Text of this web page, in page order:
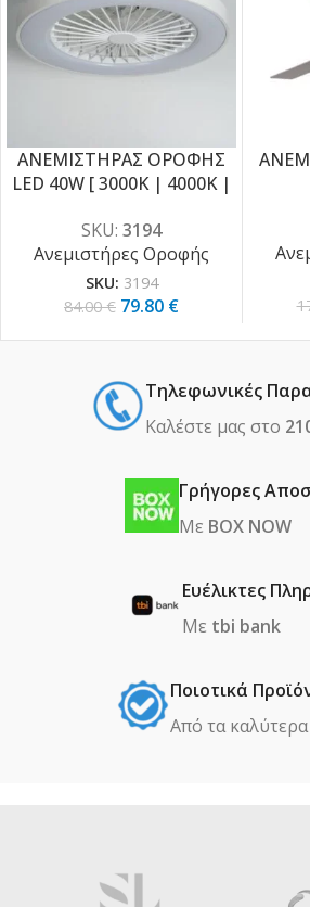
-5%
ΑΝΕΜΙΣΤΗΡΑΣ ΟΡΟΦΗΣ
LED 40W [ 3000K | 4000K |
SKU: 3194
Ανεμιστήρες Οροφής
SKU: 3194
84.00€ 79.80 €
-5%
Τηλεφωνικές
Καλέστε μας στο
Γρήγορες
Με BOX NOW
Ευέλικτες
Με tbi bank
Ποιοτικά
Από τα